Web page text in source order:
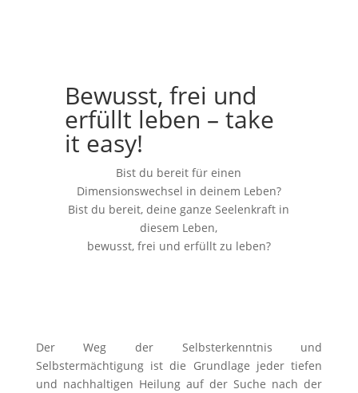
Bewusst, frei und
erfüllt leben – take
it easy!
Bist du bereit für einen
Dimensionswechsel in deinem Leben?
Bist du bereit, deine ganze Seelenkraft in
diesem Leben,
bewusst, frei und erfüllt zu leben?
Der Weg der Selbsterkenntnis und
Selbstermächtigung ist die Grundlage jeder tiefen
und nachhaltigen Heilung auf der Suche nach der